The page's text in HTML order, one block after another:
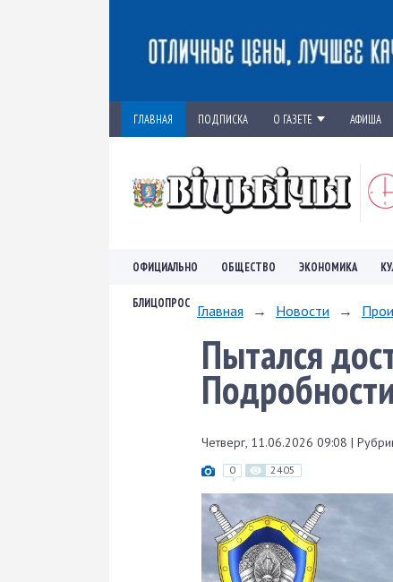
ГЛАВНАЯ ПОДПИСКА О ГАЗЕТЕ АФИША
ОФИЦИАЛЬНО ОБЩЕСТВО ЭКОНОМИКА
БЛИЦОПРОС Главная → Новости →
Пытался
Четверг, 11.06.2026 09:08 |
0 2405